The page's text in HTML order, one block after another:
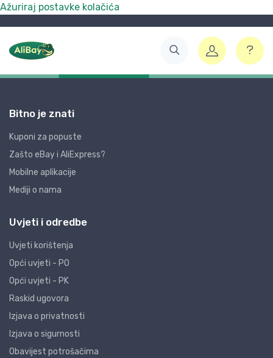
Ažuriraj postavke kolačića
Bitno je znati
Kuponi za popuste
Zašto eBay i AliExpress?
Mobilne aplikacije
Mediji o nama
Uvjeti i odredbe
Uvjeti korištenja
Opći uvjeti - PO
Opći uvjeti - PK
Raskid ugovora
Izjava o privatnosti
Izjava o sigurnosti
Obavijest potrošačima